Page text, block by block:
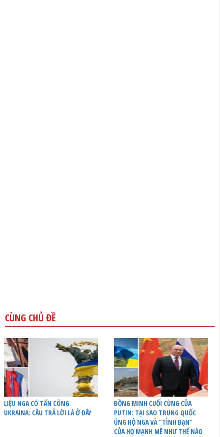
CÙNG CHỦ ĐỀ
LIỆU NGA CÓ TẤN CÔNG
UKRAINA: CÂU TRẢ LỜI LÀ Ở ĐÂY
ĐỒNG MINH CUỐI CÙNG CỦA
PUTIN: TẠI SAO TRUNG QUỐC
ỦNG HỘ NGA VÀ “TÌNH BẠN”
CỦA HỌ MẠNH MẼ NHƯ THẾ NÀO